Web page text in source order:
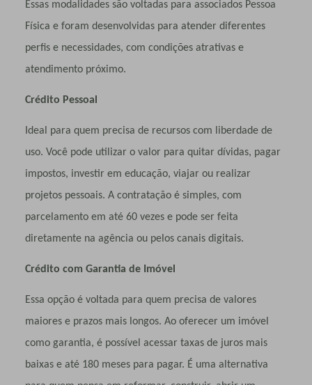
Essas modalidades são voltadas para associados Pessoa
Física e foram desenvolvidas para atender diferentes
perfis e necessidades, com condições atrativas e
atendimento próximo.
Crédito Pessoal
Ideal para quem precisa de recursos com liberdade de
uso. Você pode utilizar o valor para quitar dívidas, pagar
impostos, investir em educação, viajar ou realizar
projetos pessoais. A contratação é simples, com
parcelamento em até 60 vezes e pode ser feita
diretamente na agência ou pelos canais digitais.
Crédito com Garantia de Imóvel
Essa opção é voltada para quem precisa de valores
maiores e prazos mais longos. Ao oferecer um imóvel
como garantia, é possível acessar taxas de juros mais
baixas e até 180 meses para pagar. É uma alternativa